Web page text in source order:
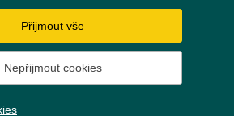
GDPR
Nastavení cookies
Přijmout vše
Nepřijmout cookies